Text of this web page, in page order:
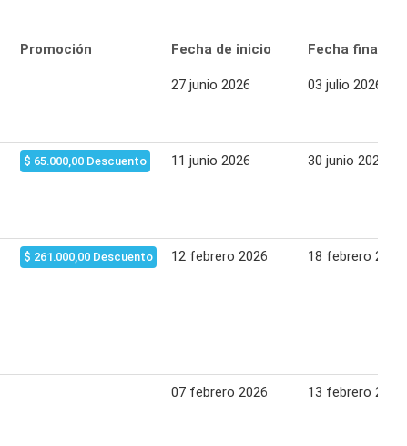
Promoción Fecha de inicio Fecha final
27 junio 2026 03 julio 2026
$ 65.000,00 Descuento 11 junio 2026 30 junio 2026
$ 261.000,00 Descuento 12 febrero 2026 18 febrero 2026
07 febrero 2026 13 febrero 2026